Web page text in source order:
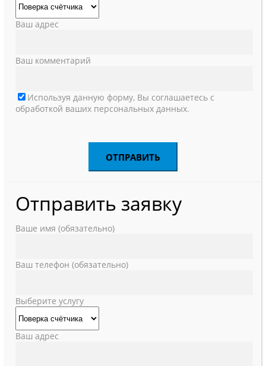
Ваш адрес
Ваш комментарий
Используя данную форму, Вы соглашаетесь с
обработкой ваших персональных данных.
Отправить заявку
Ваше имя (обязательно)
Ваш телефон (обязательно)
Выберите услугу
Ваш адрес